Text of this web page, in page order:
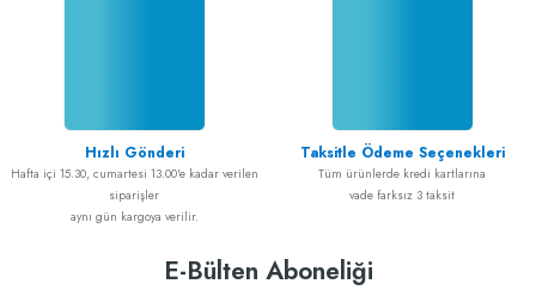
Hızlı Gönderi
Hafta içi 15.30, cumartesi 13.00'e kadar verilen
siparişler
aynı gün kargoya verilir.
Taksitle Ödeme Seçenekleri
Tüm ürünlerde kredi kartlarına
vade farksız 3 taksit
E-Bülten Aboneliği